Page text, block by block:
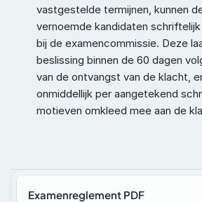
vastgestelde termijnen, kunnen de
vernoemde kandidaten
bij de examencommissie. Deze
beslissing binnen de 60 dagen
van de ontvangst van de klacht,
onmiddellijk per aangetekend
motieven omkleed mee aan de
Examenreglement PDF